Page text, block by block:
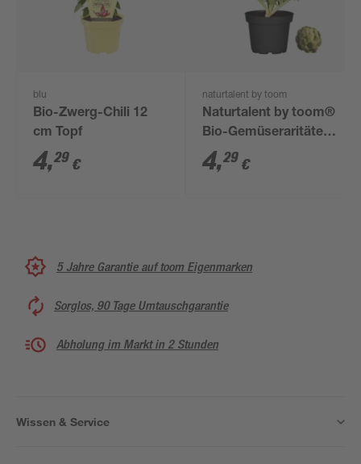
blu
Bio-Zwerg-Chili 12
cm Topf
4,29 €
naturtalent by toom
Naturtalent by toom®
Bio-Gemüseraritäten
verschiedene Sorten
12 cm Topf
4,29 €
5 Jahre Garantie auf toom Eigenmarken
Sorglos, 90 Tage Umtauschgarantie
Abholung im Markt in 2 Stunden
Wissen & Service